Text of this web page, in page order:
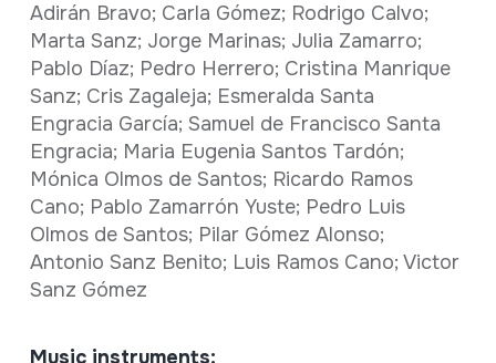
Adirán Bravo; Carla Gómez; Rodrigo Calvo;
Marta Sanz; Jorge Marinas; Julia Zamarro;
Pablo Díaz; Pedro Herrero; Cristina Manrique
Sanz; Cris Zagaleja; Esmeralda Santa
Engracia García; Samuel de Francisco Santa
Engracia; Maria Eugenia Santos Tardón;
Mónica Olmos de Santos; Ricardo Ramos
Cano; Pablo Zamarrón Yuste; Pedro Luis
Olmos de Santos; Pilar Gómez Alonso;
Antonio Sanz Benito; Luis Ramos Cano; Victor
Sanz Gómez
Music instruments: